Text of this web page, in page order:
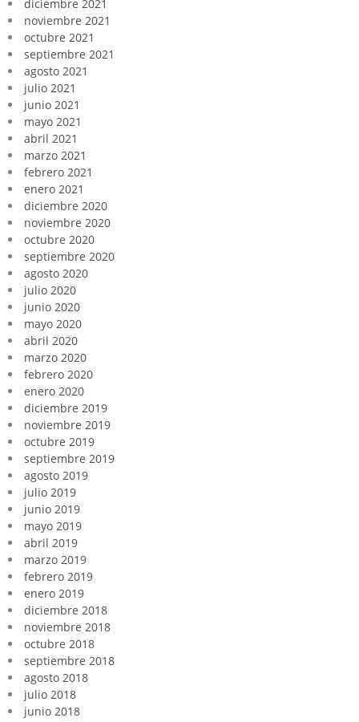
diciembre 2021
noviembre 2021
octubre 2021
septiembre 2021
agosto 2021
julio 2021
junio 2021
mayo 2021
abril 2021
marzo 2021
febrero 2021
enero 2021
diciembre 2020
noviembre 2020
octubre 2020
septiembre 2020
agosto 2020
julio 2020
junio 2020
mayo 2020
abril 2020
marzo 2020
febrero 2020
enero 2020
diciembre 2019
noviembre 2019
octubre 2019
septiembre 2019
agosto 2019
julio 2019
junio 2019
mayo 2019
abril 2019
marzo 2019
febrero 2019
enero 2019
diciembre 2018
noviembre 2018
octubre 2018
septiembre 2018
agosto 2018
julio 2018
junio 2018